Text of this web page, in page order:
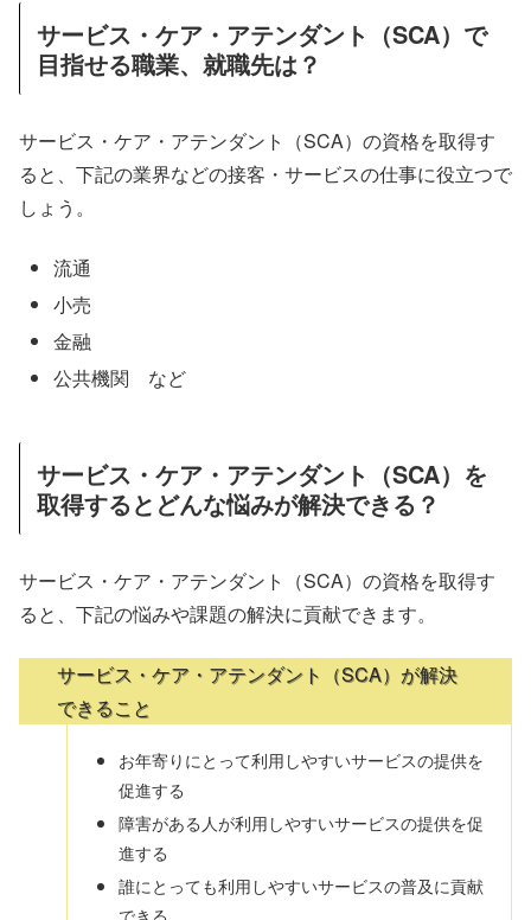
サービス・ケア・アテンダント（SCA）で
目指せる職業、就職先は？
サービス・ケア・アテンダント（SCA）の資格を取得す
ると、下記の業界などの接客・サービスの仕事に役立つで
しょう。
流通
小売
金融
公共機関 など
サービス・ケア・アテンダント（SCA）を
取得するとどんな悩みが解決できる？
サービス・ケア・アテンダント（SCA）の資格を取得す
ると、下記の悩みや課題の解決に貢献できます。
サービス・ケア・アテンダント（SCA）が解決
できること
お年寄りにとって利用しやすいサービスの提供を
促進する
障害がある人が利用しやすいサービスの提供を促
進する
誰にとっても利用しやすいサービスの普及に貢献
できる